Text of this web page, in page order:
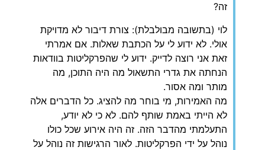
זה?
לוי (בתשובה מבולבלת): צורת דיבור לא מדויקת
אולי. לא ידוע לי על הכתבת שאלות. אם אמרתי
זאת אני רוצה לדייק. ידוע לי שהפרקליטות בוודאות
הנחתה את גדרי התשאול מה היה התוכן, מה
מותר ומה אסור.
מה האמירות, מי בוחר מה להציג. כל הדברים אלה
לא הייתי באמת שותף להם. לא כי לא יודע,
התעלמתי מהדבר הזה. זה היה אירוע שכל כולו
נוהל על ידי הפרקליטות. לאור הרגישות זה נוהל על